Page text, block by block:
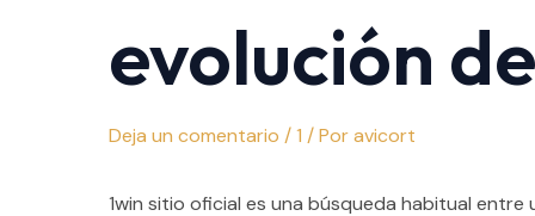
evolución
Deja un comentario /1 / Poravicort
1win sitio oficial es una búsqueda habitual